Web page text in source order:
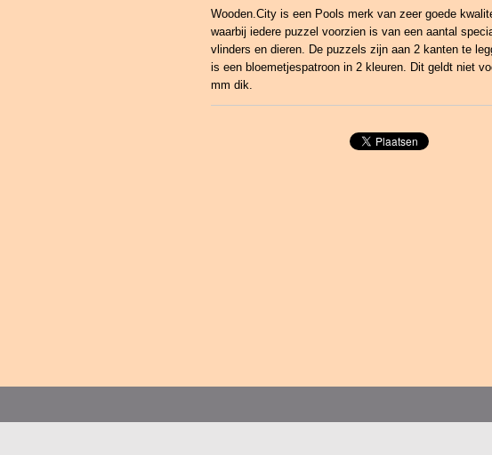
Wooden.City is een Pools merk van zeer goede
waarbij iedere puzzel voorzien is van een aantal
vlinders en dieren. De puzzels zijn aan 2 kanten te
is een bloemetjespatroon in 2 kleuren. Dit geldt niet
mm dik.